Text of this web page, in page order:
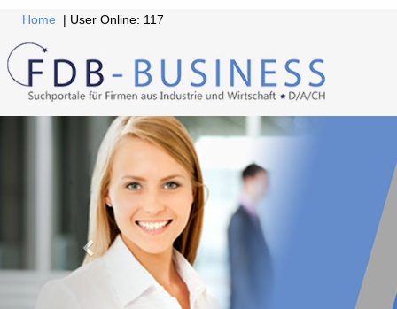
Home | User Online: 117